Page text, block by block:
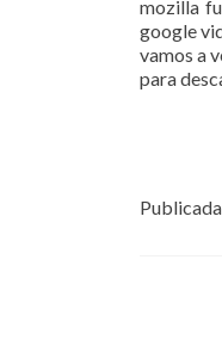
mozilla
google
vamos a
para